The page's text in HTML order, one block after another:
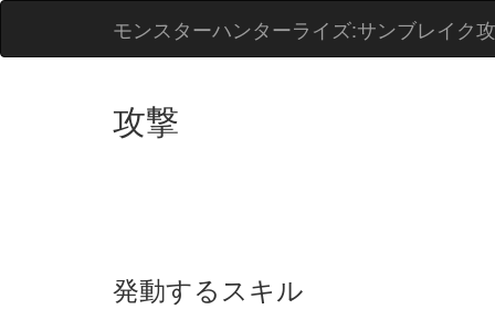
モンスターハンターライズ:サンブレイク
攻撃
発動するスキル